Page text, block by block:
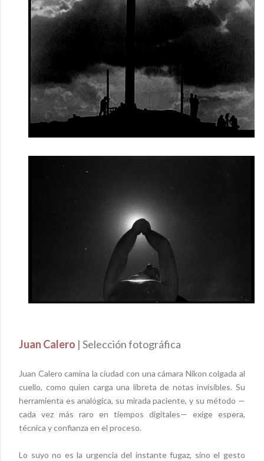
Juan Calero | Selección fotográfica
Juan Calero camina la ciudad con una cámara Nikon colgada al
cuello, como quien carga una libreta de notas invisibles. Su
herramienta es analógica, su mirada paciente, y su método —
cada vez más raro en tiempos digitales— exige espera,
técnica y confianza en el proceso.
Lo suyo no es la urgencia del instante fugaz, sino el gesto